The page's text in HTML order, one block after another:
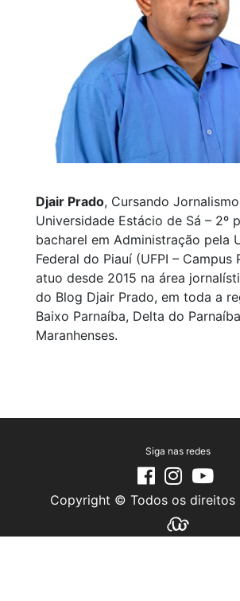
Djair Prado, Cursando
Universidade Estácio de Sá – 2º
bacharel em Administração pela
Federal do Piauí (UFPI – Campus
atuo desde 2015 na área
do Blog Djair Prado, em toda a
Baixo Parnaíba, Delta do
Maranhenses.
Siga nas redes
Copyright © Todos os direitos